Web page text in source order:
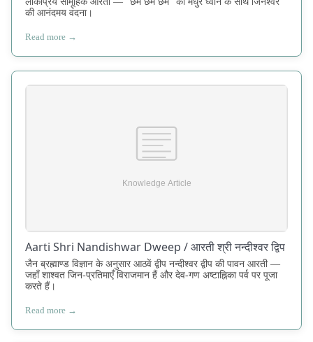
की आनंदमय वंदना।
Read more →
Aarti Shri Nandishwar Dweep / आरती श्री नन्दीश्वर द्विप
जैन ब्रह्माण्ड विज्ञान के अनुसार आठवें द्वीप नन्दीश्वर द्वीप की पावन आरती —
जहाँ शाश्वत जिन-प्रतिमाएँ विराजमान हैं और देव-गण अष्टाह्निका पर्व पर पूजा
करते हैं।
Read more →